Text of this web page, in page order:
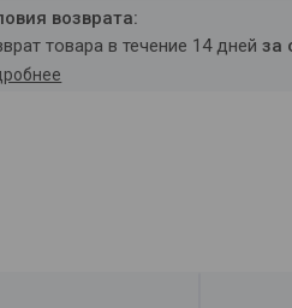
товара в течение 14 днейза